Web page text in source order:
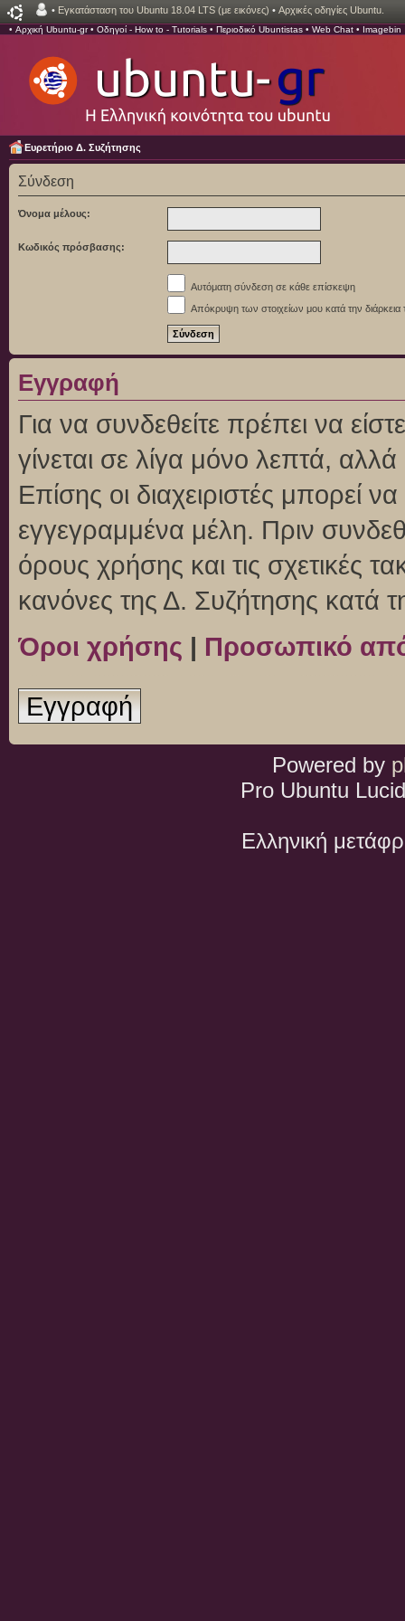
• Εγκατάσταση του Ubuntu 18.04 LTS (με εικόνες) • Αρχικές οδηγίες Ubuntu.
• Αρχική Ubuntu-gr• Οδηγοί - How to - Tutorials • Περιοδικό Ubuntistas • Web Chat • Imagebin
Ευρετήριο Δ. Συζήτησης
Σύνδεση
Όνομα μέλους:
Κωδικός πρόσβασης:
Αυτόματη σύνδεση σε κάθε επίσκεψη
Απόκρυψη των στοιχείων μου κατά την διάρκεια
Εγγραφή
Για να συνδεθείτε πρέπει να
γίνεται σε λίγα μόνο λεπτά,
Επίσης οι διαχειριστές μπορεί
εγγεγραμμένα μέλη. Πριν
όρους χρήσης και τις σχετικές
κανόνες της Δ. Συζήτησης κατά
Όροι χρήσης | Προσωπικό
Εγγραφή
Powered by
Pro Ubuntu
Ελληνική